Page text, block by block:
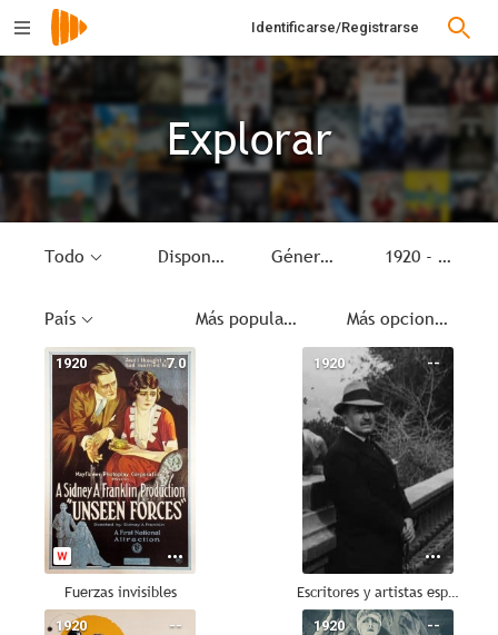
Identificarse/Registrarse
Explorar
Todo Disponible Género 1920 - 1920
País Más populares Más opciones
7.0
1920
Fuerzas invisibles
--
1920
Escritores y artistas españoles
--
1920 --
1920